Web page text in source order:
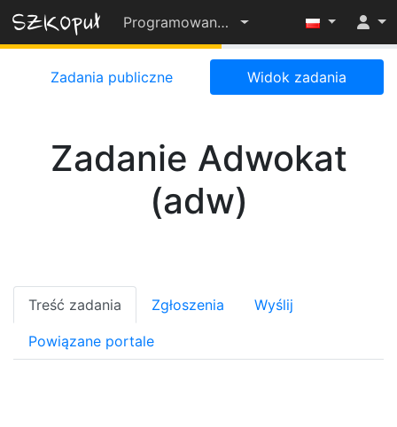
Programowanie-OD-PODSTAW-2022-23
55%
Zadania publiczne Widok zadania
Zadanie Adwokat
(adw)
Treść zadania Zgłoszenia Wyślij
Powiązane portale